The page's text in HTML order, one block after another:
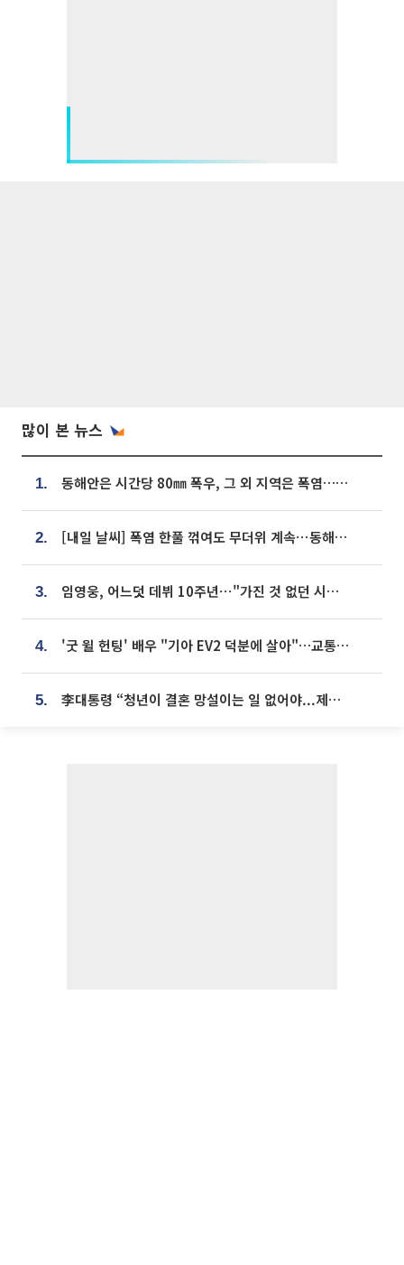
많이 본 뉴스
1. 동해안은 시간당 80㎜ 폭우, 그 외 지역은 폭염…‘극과 극 날씨’
2. [내일 날씨] 폭염 한풀 꺾여도 무더위 계속⋯동해안 이틀 연속 비
3. 임영웅, 어느덧 데뷔 10주년⋯"가진 것 없던 시절, 내 앞엔 20명의 팬뿐"
4. '굿 윌 헌팅' 배우 "기아 EV2 덕분에 살아"…교통사고 후 안전성 극찬
5. 李대통령 “청년이 결혼 망설이는 일 없어야...제도상 불이익 조사”